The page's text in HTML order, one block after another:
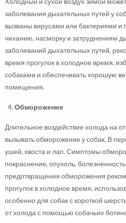
заболевания дыхательных путей у
вызваны вирусами или бактериями и
чиханию, насморку и затруднениям
заболеваний дыхательных путей,
время прогулок в холодное время,
собаками и обеспечивать хорошую
помещения.
Обморожение
Длительное воздействие холода на
вызывать обморожение у собак. В
ушей, хвоста и лап. Симптомы
покраснение, опухоль,
предотвращения обморожения
прогулок в холодное время,
особенно для собак с короткой
от холода с помощью собачьих